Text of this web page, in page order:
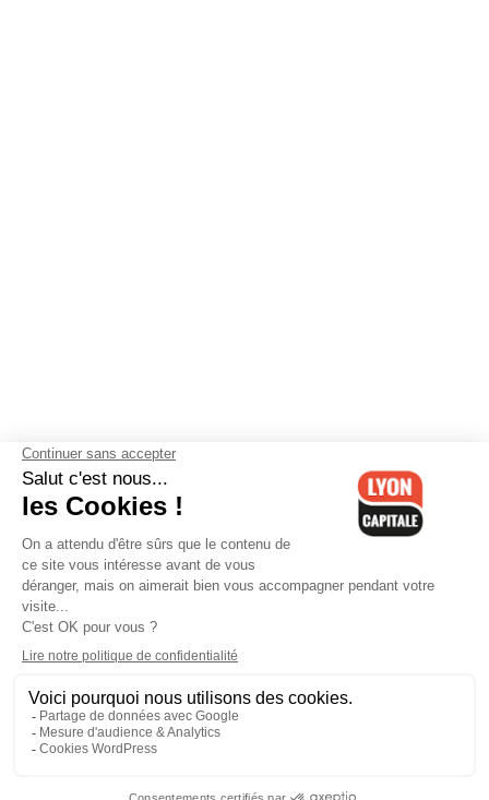
Contactez-nous-Mentions légales-CGV-Politique de
confidentialité-Gestion des cookies